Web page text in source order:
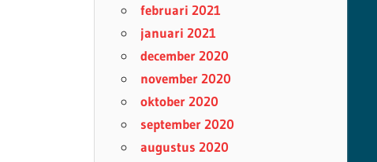
februari 2021
januari 2021
december 2020
november 2020
oktober 2020
september 2020
augustus 2020